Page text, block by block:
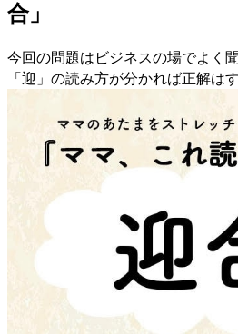
合」
今回の問題はビジネスの場でよく
「迎」の読み方が分かれば正解は